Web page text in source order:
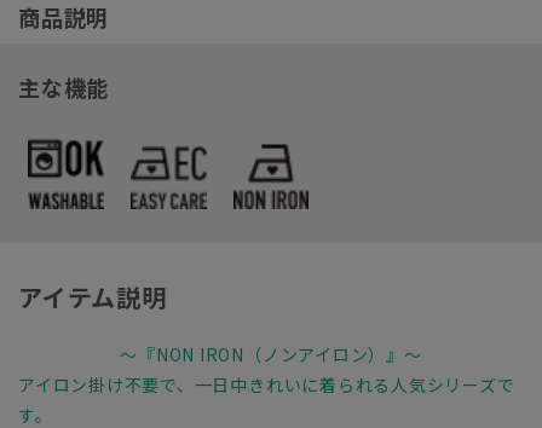
商品説明
主な機能
アイテム説明
～『NON IRON（ノンアイロン）』～
アイロン掛け不要で、一日中きれいに着られる人気シリーズで
す。